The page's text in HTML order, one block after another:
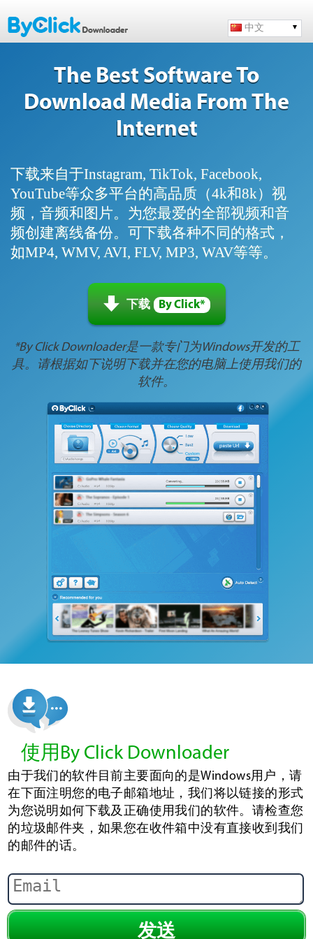
中文
The Best Software To
Download Media From The
Internet
下载来自于Instagram, TikTok, Facebook,
YouTube等众多平台的高品质（4k和8k）视
频，音频和图片。为您最爱的全部视频和音
频创建离线备份。可下载各种不同的格式，
如MP4, WMV, AVI, FLV, MP3, WAV等等。
下载 By Click*
*By Click Downloader是一款专门为Windows开发的工
具。请根据如下说明下载并在您的电脑上使用我们的
软件。
使用By Click Downloader
由于我们的软件目前主要面向的是Windows用户，请
在下面注明您的电子邮箱地址，我们将以链接的形式
为您说明如何下载及正确使用我们的软件。请检查您
的垃圾邮件夹，如果您在收件箱中没有直接收到我们
的邮件的话。
发送